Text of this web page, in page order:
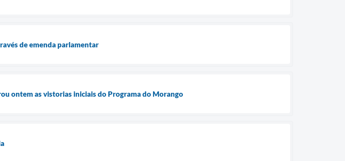
de emenda parlamentar
ontem as vistorias iniciais do Programa do Morango